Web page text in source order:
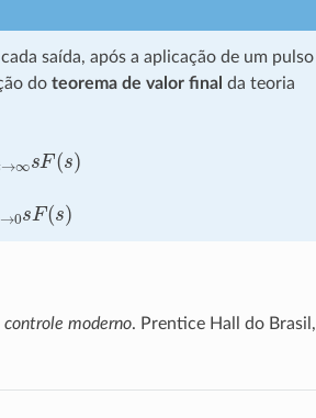
saída, após a aplicação de um pulso
do teorema de valor final da teoria
)
controle moderno. Prentice Hall do Brasil,